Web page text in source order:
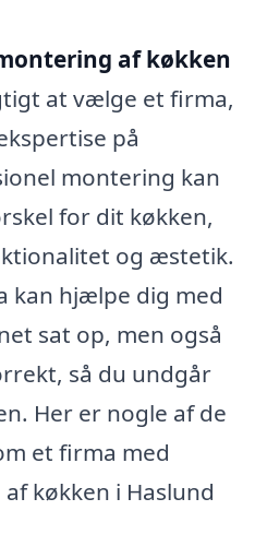
af køkken
at vælge et firma,
på
montering kan
for dit køkken,
og æstetik.
kan hjælpe dig med
sat op, men også
så du undgår
Her er nogle af de
et firma med
køkken i Haslund